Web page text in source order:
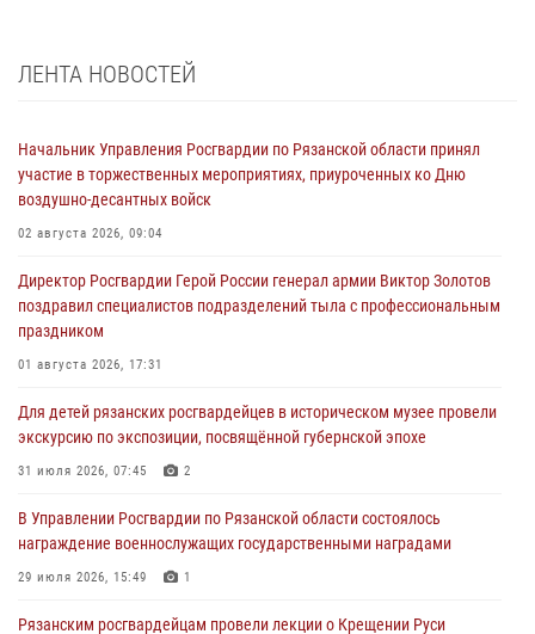
ЛЕНТА НОВОСТЕЙ
Начальник Управления Росгвардии по Рязанской области принял
участие в торжественных мероприятиях, приуроченных ко Дню
воздушно-десантных войск
02 августа 2026, 09:04
Директор Росгвардии Герой России генерал армии Виктор Золотов
поздравил специалистов подразделений тыла с профессиональным
праздником
01 августа 2026, 17:31
Для детей рязанских росгвардейцев в историческом музее провели
экскурсию по экспозиции, посвящённой губернской эпохе
31 июля 2026, 07:45 2
В Управлении Росгвардии по Рязанской области состоялось
награждение военнослужащих государственными наградами
29 июля 2026, 15:49 1
Рязанским росгвардейцам провели лекции о Крещении Руси